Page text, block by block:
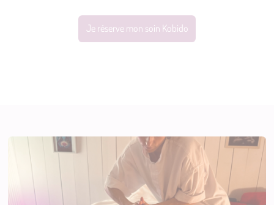
Je réserve mon soin Kobido